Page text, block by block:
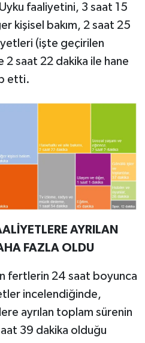
faaliyetini, 3 saat 15
kişisel bakım, 2 saat 25
(işte geçirilen
2 saat 22 dakika ile hane
etti.
AYRILAN
FAZLA OLDU
fertlerin 24 saat boyunca
incelendiğinde,
ayrılan toplam sürenin
39 dakika olduğu